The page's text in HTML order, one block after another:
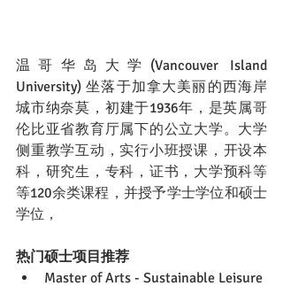
温哥华岛大学(Vancouver Island
University) 坐落于加拿大美丽的西海岸
城市纳奈莫，初建于1936年 ，是英属哥
伦比亚省教育厅属下的公立大学。大学
侧重教学互动，实行小班授课，开设本
科，研究生，专科，证书，大学预科等
等120余类课程，并授予学士学位和硕士
学位，
热门硕士项目推荐
Master of Arts - Sustainable Leisure